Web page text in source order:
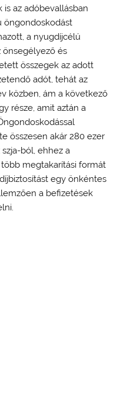
az adóbevallásban
öngondoskodást
a nyugdíjcélú
önsegélyező és
összegek az adott
adót, tehát az
közben, ám a következő
része, amit aztán a
összesen akár 280 ezer
ból, ehhez a
megtakarítási formát
egy önkéntes
a befizetések